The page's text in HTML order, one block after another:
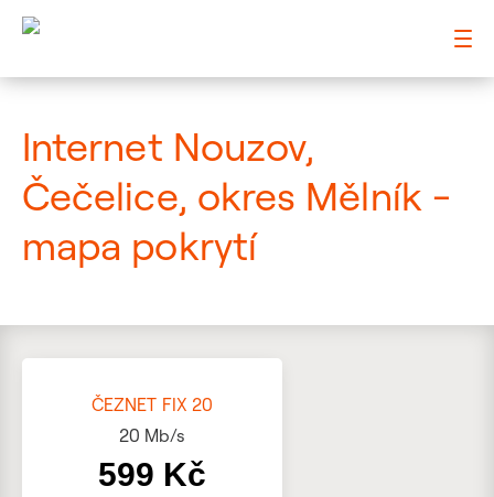
Internet Nouzov,
Čečelice, okres Mělník -
mapa pokrytí
ČEZNET FIX 20
20 Mb/s
599 Kč
: Mapa pokrytí ulice